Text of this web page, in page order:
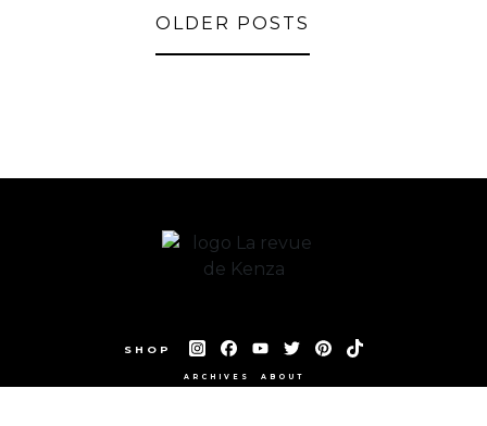
OLDER POSTS
SHOP
ARCHIVES ABOUT